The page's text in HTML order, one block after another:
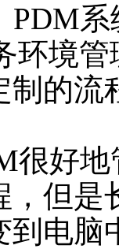
系
环境
制的流
好地
，但是
电脑